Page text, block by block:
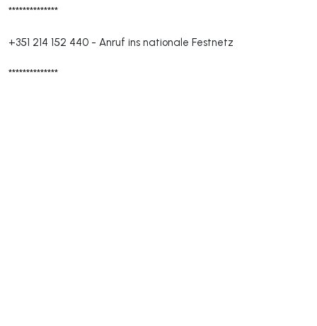
**************
+351 214 152 440 - Anruf ins nationale Festnetz
**************